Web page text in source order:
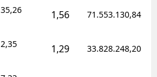
35,26 1,56 71.553.130,84
2,35 1,29 33.828.248,20